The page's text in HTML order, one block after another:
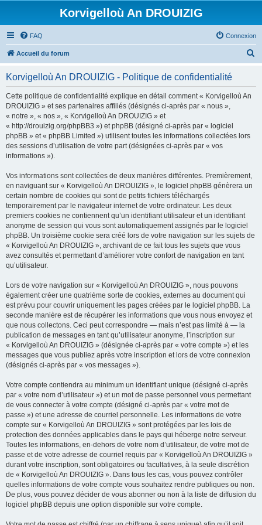
Korvigelloù An DROUIZIG
FAQ Connexion
Accueil du forum
Korvigelloù An DROUIZIG - Politique de confidentialité
Cette politique de confidentialité explique en détail comment « Korvigelloù An
DROUIZIG » et ses partenaires affiliés (désignés ci-après par « nous »,
« notre », « nos », « Korvigelloù An DROUIZIG » et
« http://drouizig.org/phpBB3 ») et phpBB (désigné ci-après par « logiciel
phpBB » et « phpBB Limited ») utilisent toutes les informations collectées lors
des sessions d’utilisation de votre part (désignées ci-après par « vos
informations »).
Vos informations sont collectées de deux manières différentes. Premièrement,
en naviguant sur « Korvigelloù An DROUIZIG », le logiciel phpBB génèrera un
certain nombre de cookies qui sont de petits fichiers téléchargés
temporairement par le navigateur internet de votre ordinateur. Les deux
premiers cookies ne contiennent qu’un identifiant utilisateur et un identifiant
anonyme de session qui vous sont automatiquement assignés par le logiciel
phpBB. Un troisième cookie sera créé lors de votre navigation sur les sujets de
« Korvigelloù An DROUIZIG », archivant de ce fait tous les sujets que vous
avez consultés et permettant d’améliorer votre confort de navigation en tant
qu’utilisateur.
Lors de votre navigation sur « Korvigelloù An DROUIZIG », nous pouvons
également créer une quatrième sorte de cookies, externes au document qui
est prévu pour couvrir uniquement les pages créées par le logiciel phpBB. La
seconde manière est de récupérer les informations que vous nous envoyez et
que nous collectons. Ceci peut correspondre — mais n’est pas limité à — la
publication de messages en tant qu’utilisateur anonyme, l’inscription sur
« Korvigelloù An DROUIZIG » (désignée ci-après par « votre compte ») et les
messages que vous publiez après votre inscription et lors de votre connexion
(désignés ci-après par « vos messages »).
Votre compte contiendra au minimum un identifiant unique (désigné ci-après
par « votre nom d’utilisateur ») et un mot de passe personnel vous permettant
de vous connecter à votre compte (désigné ci-après par « votre mot de
passe ») et une adresse de courriel personnelle. Les informations de votre
compte sur « Korvigelloù An DROUIZIG » sont protégées par les lois de
protection des données applicables dans le pays qui héberge notre serveur.
Toutes les informations, en-dehors de votre nom d’utilisateur, de votre mot de
passe et de votre adresse de courriel requis par « Korvigelloù An DROUIZIG »
durant votre inscription, sont obligatoires ou facultatives, à la seule discrétion
de « Korvigelloù An DROUIZIG ». Dans tous les cas, vous pouvez contrôler
quelles informations de votre compte vous souhaitez rendre publiques ou non.
De plus, vous pouvez décider de vous abonner ou non à la liste de diffusion du
logiciel phpBB depuis une option disponible sur votre compte.